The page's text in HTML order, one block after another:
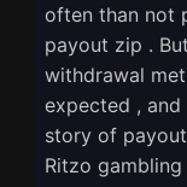
often than not
payout zip .
withdrawal
expected ,
story of
Ritzo